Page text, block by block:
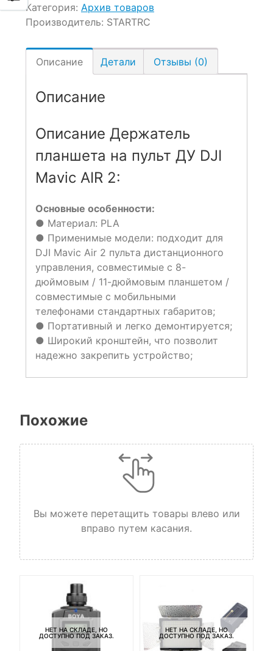
Категория: Архив товаров
Производитель: STARTRC
Описание Детали Отзывы (0)
Описание
Описание Держатель
планшета на пульт ДУ DJI
Mavic AIR 2:
Основные особенности:
● Материал: PLA
● Применимые модели: подходит для
DJI Mavic Air 2 пульта дистанционного
управления, совместимые с 8-
дюймовым / 11-дюймовым планшетом /
совместимые с мобильными
телефонами стандартных габаритов;
● Портативный и легко демонтируется;
● Широкий кронштейн, что позволит
надежно закрепить устройство;
Похожие
Вы можете перетащить товары влево или
вправо путем касания.
НЕТ НА СКЛАДЕ, НО
ДОСТУПНО ПОД ЗАКАЗ.
НЕТ НА СКЛАДЕ, НО
ДОСТУПНО ПОД ЗАКАЗ.